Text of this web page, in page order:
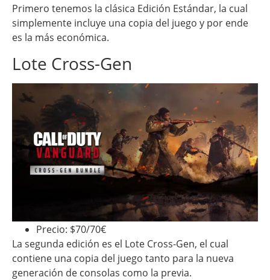
Primero tenemos la clásica Edición Estándar, la cual
simplemente incluye una copia del juego y por ende
es la más económica.
Lote Cross-Gen
Precio: $70/70€
La segunda edición es el Lote Cross-Gen, el cual
contiene una copia del juego tanto para la nueva
generación de consolas como la previa.